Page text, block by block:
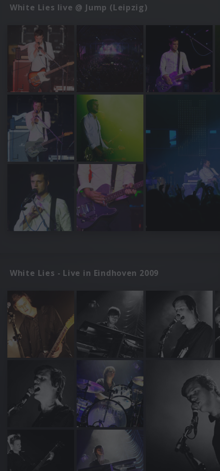
White Lies live @ Jump (Leipzig)
White Lies - Live in Eindhoven 2009